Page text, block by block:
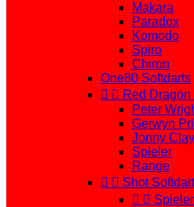
Makara
Paradox
Komodo
Spiro
Chiron
One80 Softdarts
  Red Dragon
Peter
Gerwyn
Jonny
Spieler
Range
  Shot
  Spieler